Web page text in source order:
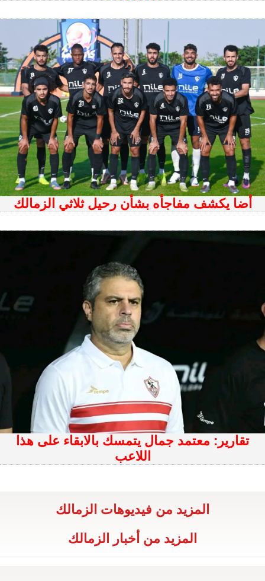
أضا يكشف مفاجأه بشأن رحيل ثلاثي الزمالك
تقارير: معتمد جمال يتمسك بالابقاء على هذا
اللاعب
المزيد من فيديوهات الزمالك
المزيد من أخبار الزمالك